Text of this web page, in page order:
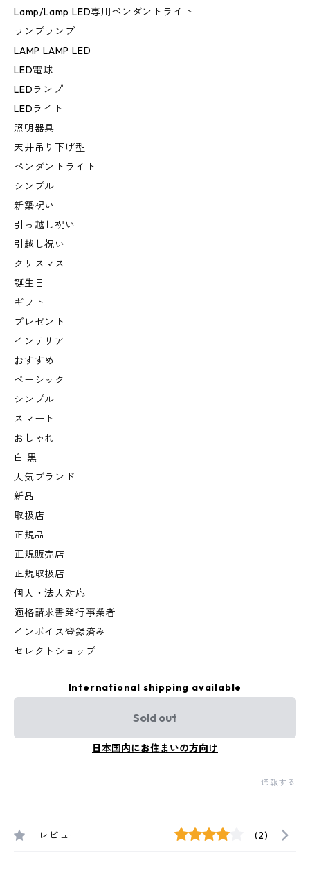
Lamp/Lamp LED専用ペンダントライト
ランプランプ
LAMP LAMP LED
LED電球
LEDランプ
LEDライト
照明器具
天井吊り下げ型
ペンダントライト
シンプル
新築祝い
引っ越し祝い
引越し祝い
クリスマス
誕生日
ギフト
プレゼント
インテリア
おすすめ
ベーシック
シンプル
スマート
おしゃれ
白 黒
人気ブランド
新品
取扱店
正規品
正規販売店
正規取扱店
個人・法人対応
適格請求書発行事業者
インボイス登録済み
セレクトショップ
International shipping available
Sold out
日本国内にお住まいの方向け
通報する
レビュー (2)